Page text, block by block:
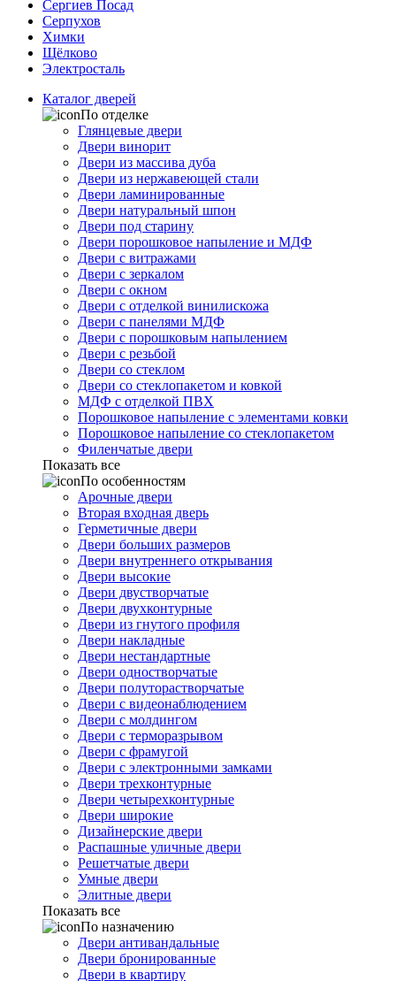
Сергиев Посад
Серпухов
Химки
Щёлково
Электросталь
Каталог дверей
По отделке
Глянцевые двери
Двери винорит
Двери из массива дуба
Двери из нержавеющей стали
Двери ламинированные
Двери натуральный шпон
Двери под старину
Двери порошковое напыление и МДФ
Двери с витражами
Двери с зеркалом
Двери с окном
Двери с отделкой винилискожа
Двери с панелями МДФ
Двери с порошковым напылением
Двери с резьбой
Двери со стеклом
Двери со стеклопакетом и ковкой
МДФ с отделкой ПВХ
Порошковое напыление с элементами ковки
Порошковое напыление со стеклопакетом
Филенчатые двери
Показать все
По особенностям
Арочные двери
Вторая входная дверь
Герметичные двери
Двери больших размеров
Двери внутреннего открывания
Двери высокие
Двери двустворчатые
Двери двухконтурные
Двери из гнутого профиля
Двери накладные
Двери нестандартные
Двери одностворчатые
Двери полуторастворчатые
Двери с видеонаблюдением
Двери с молдингом
Двери с терморазрывом
Двери с фрамугой
Двери с электронными замками
Двери трехконтурные
Двери четырехконтурные
Двери широкие
Дизайнерские двери
Распашные уличные двери
Решетчатые двери
Умные двери
Элитные двери
Показать все
По назначению
Двери антивандальные
Двери бронированные
Двери в квартиру